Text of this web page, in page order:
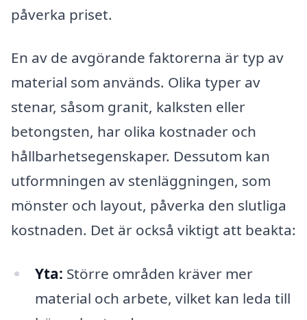
påverka priset.
En av de avgörande faktorerna är typ av
material som används. Olika typer av
stenar, såsom granit, kalksten eller
betongsten, har olika kostnader och
hållbarhetsegenskaper. Dessutom kan
utformningen av stenläggningen, som
mönster och layout, påverka den slutliga
kostnaden. Det är också viktigt att beakta:
Yta: Större områden kräver mer
material och arbete, vilket kan leda till